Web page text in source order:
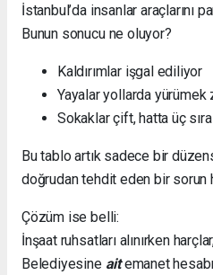
İstanbul’da insanlar araçlarını
Bunun sonucu ne oluyor?
Kaldırımlar işgal ediliyor
Yayalar yollarda yürümek
Sokaklar çift, hatta üç
Bu tablo artık sadece bir
doğrudan tehdit eden bir sorun
Çözüm ise belli:
İnşaat ruhsatları alınırken
Belediyesine aitemanet